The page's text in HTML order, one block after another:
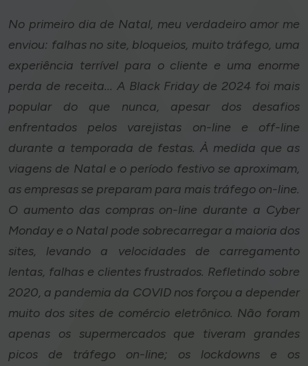
No primeiro dia de Natal, meu verdadeiro amor me
enviou: falhas no site, bloqueios, muito tráfego, uma
experiência terrível para o cliente e uma enorme
perda de receita... A Black Friday de 2024 foi mais
popular do que nunca, apesar dos desafios
enfrentados pelos varejistas on-line e off-line
durante a temporada de festas. À medida que as
viagens de Natal e o período festivo se aproximam,
as empresas se preparam para mais tráfego on-line.
O aumento das compras on-line durante a Cyber
Monday e o Natal pode sobrecarregar a maioria dos
sites, levando a velocidades de carregamento
lentas, falhas e clientes frustrados. Refletindo sobre
2020, a pandemia da COVID nos forçou a depender
muito dos sites de comércio eletrônico. Não foram
apenas os supermercados que tiveram grandes
picos de tráfego on-line; os lockdowns e os